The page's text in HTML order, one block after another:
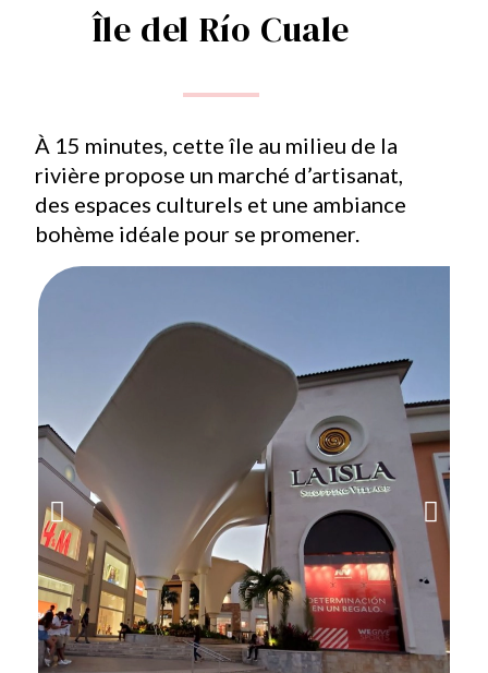
Île del Río Cuale
À 15 minutes, cette île au milieu de la
rivière propose un marché d’artisanat,
des espaces culturels et une ambiance
bohème idéale pour se promener.